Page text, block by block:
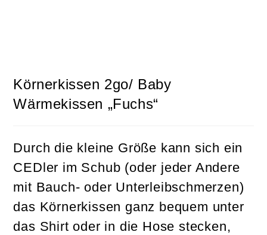
Körnerkissen 2go/ Baby
Wärmekissen „Fuchs“
Durch die kleine Größe kann sich ein
CEDler im Schub (oder jeder Andere
mit Bauch- oder Unterleibschmerzen)
das Körnerkissen ganz bequem unter
das Shirt oder in die Hose stecken,